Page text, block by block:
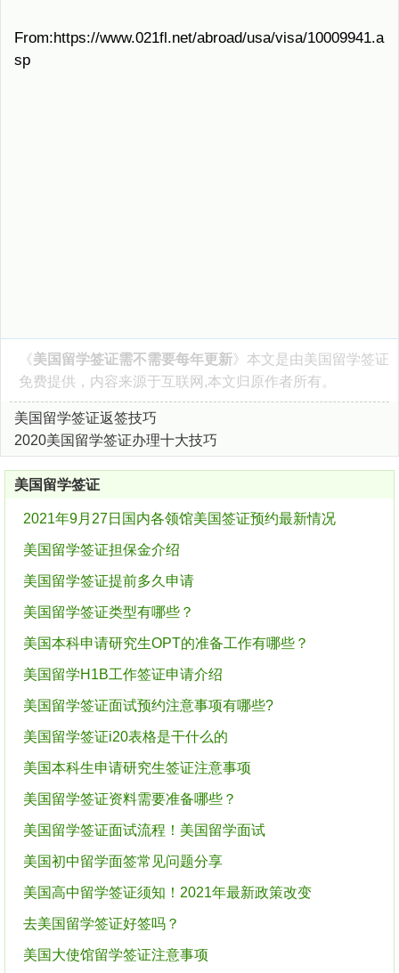
From:https://www.021fl.net/abroad/usa/visa/10009941.a
sp
《美国留学签证需不需要每年更新》本文是由美国留学签证
免费提供，内容来源于互联网,本文归原作者所有。
美国留学签证返签技巧
2020美国留学签证办理十大技巧
美国留学签证
2021年9月27日国内各领馆美国签证预约最新情况
美国留学签证担保金介绍
美国留学签证提前多久申请
美国留学签证类型有哪些？
美国本科申请研究生OPT的准备工作有哪些？
美国留学H1B工作签证申请介绍
美国留学签证面试预约注意事项有哪些?
美国留学签证i20表格是干什么的
美国本科生申请研究生签证注意事项
美国留学签证资料需要准备哪些？
美国留学签证面试流程！美国留学面试
美国初中留学面签常见问题分享
美国高中留学签证须知！2021年最新政策改变
去美国留学签证好签吗？
美国大使馆留学签证注意事项